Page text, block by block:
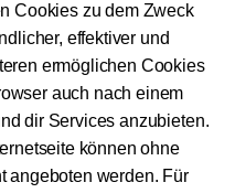
Cookies zu dem Zweck
effektiver und
ermöglichen Cookies
auch nach einem
dir Services anzubieten.
können ohne
angeboten werden. Für